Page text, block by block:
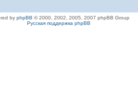
by phpBB © 2000, 2002, 2005, 2007 phpBB Group
Русская поддержка phpBB